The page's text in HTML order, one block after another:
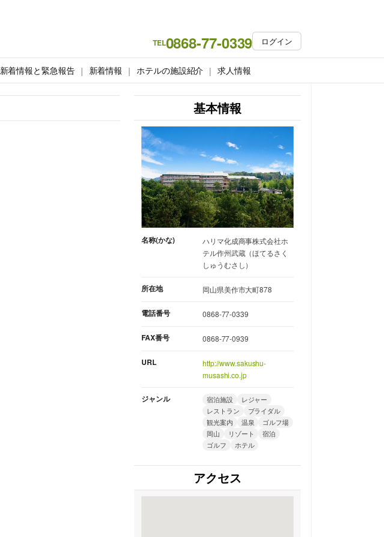
TEL0868-77-0339 ログイン
新着情報と緊急報告 新着情報 ホテルの施設紹介 求人情報
基本情報
名称(かな)
ハリマ化成商事株式会社ホ
テル作州武蔵（ほてるさく
しゅうむさし）
所在地 岡山県美作市大町878
電話番号 0868-77-0339
FAX番号 0868-77-0939
URL
http://www.sakushu-
musashi.co.jp
ジャンル 宿泊施設
レジャー
レストラン
ブライダル
観光案内
温泉
ゴルフ場
岡山
リゾート
宿泊
ゴルフ
ホテル
アクセス